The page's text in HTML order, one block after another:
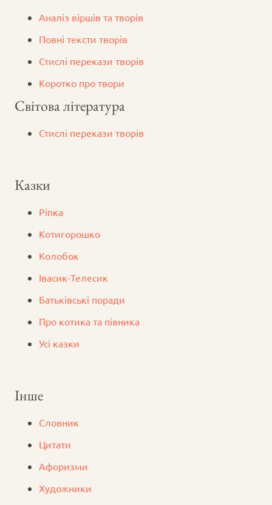
Аналіз віршів та творів
Повні тексти творів
Стислі перекази творів
Коротко про твори
Світова література
Стислі перекази творів
Казки
Ріпка
Котигорошко
Колобок
Iвасик-Телесик
Батьківські поради
Про котика та півника
Усі казки
Інше
Словник
Цитати
Афоризми
Художники